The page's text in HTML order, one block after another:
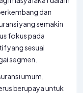
dan
yang semakin
fokus pada
yang sesuai
segmen.
umum,
berupaya untuk